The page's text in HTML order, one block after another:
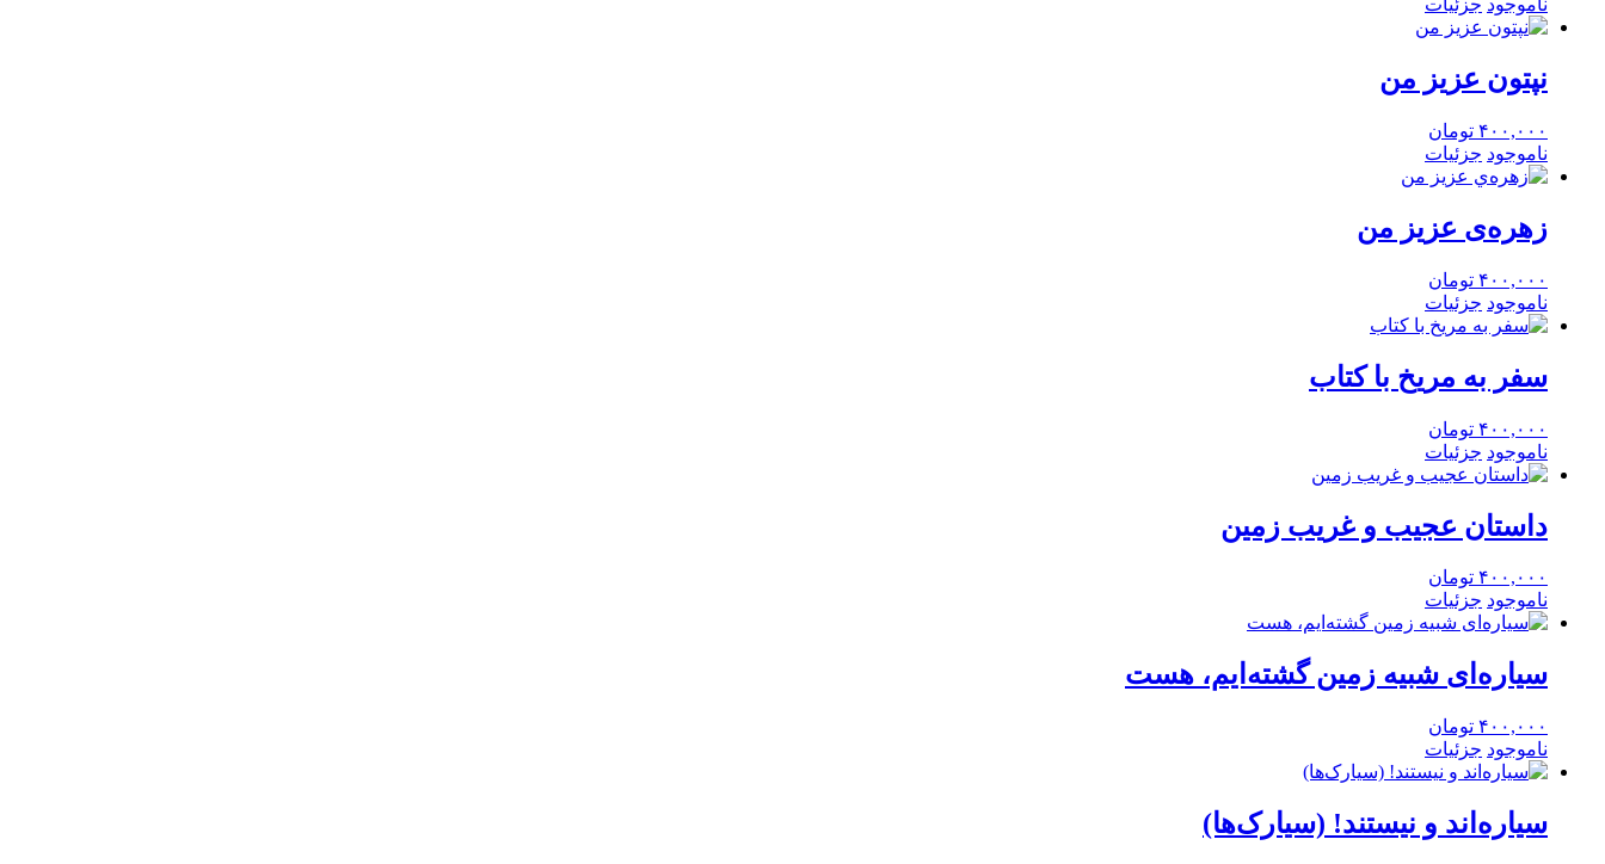
ناموجود جزئیات
نپتون عزیز من
۴۰۰,۰۰۰ تومان
ناموجود جزئیات
زهره‌ی عزیز من
۴۰۰,۰۰۰ تومان
ناموجود جزئیات
سفر به مریخ با کتاب
۴۰۰,۰۰۰ تومان
ناموجود جزئیات
داستان عجیب و غریب زمین
۴۰۰,۰۰۰ تومان
ناموجود جزئیات
سیاره‌ای شبیه زمین گشته‌ایم، هست
۴۰۰,۰۰۰ تومان
ناموجود جزئیات
سیاره‌اند و نیستند! (سیارک‌ها)